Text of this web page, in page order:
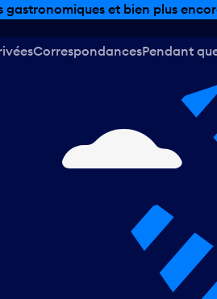
gastronomiques et bien plus
CorrespondancesPendant